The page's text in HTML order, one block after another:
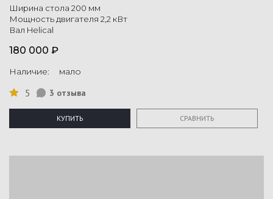
Ширина стола 200 мм
Мощность двигателя 2,2 кВт
Вал Helical
180 000 ₽
Наличие: мало
5 3 отзыва
КУПИТЬ СРАВНИТЬ